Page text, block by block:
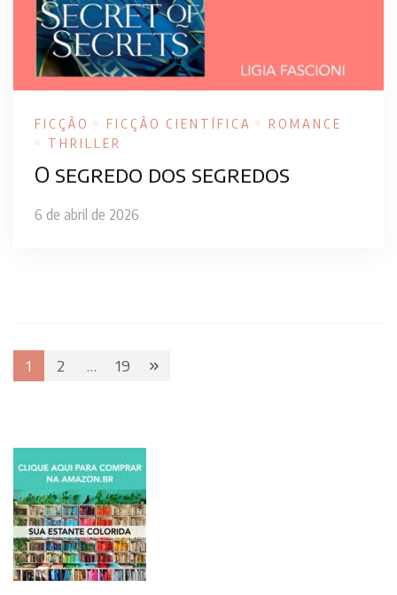
FICÇÃO FICÇÃO CIENTÍFICA
ROMANCE
THRILLER
O segredo dos segredos
6 de abril de 2026
Paginação
posts
Page
1 Page
2 … Page
19